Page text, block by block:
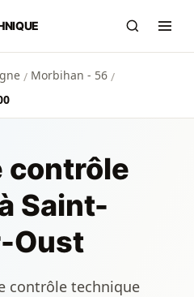
/ Morbihan - 56 /
contrôle
Saint-
Oust
contrôle technique